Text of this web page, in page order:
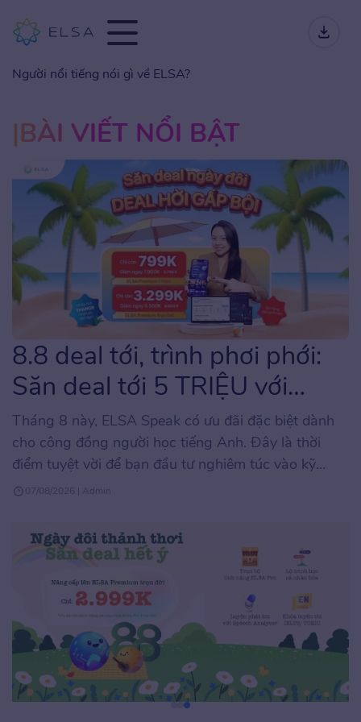
Người nổi tiếng nói gì về ELSA?
BÀI VIẾT NỔI BẬT
8.8 deal tới, trình phơi phới:
Săn deal tới 5 TRIỆU với
ELSA Speak
Tháng 8 này, ELSA Speak có ưu đãi đặc biệt dành
cho cộng đồng người học tiếng Anh. Đây là thời
điểm tuyệt vời để bạn đầu tư nghiêm túc vào kỹ
năng phát âm và giao tiếp tiếng Anh với mức chi phí
áp […]
07/08/2026 | Admin